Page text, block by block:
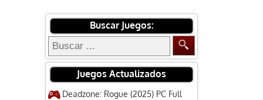
Buscar Juegos:
Juegos Actualizados
Deadzone: Rogue (2025) PC Full